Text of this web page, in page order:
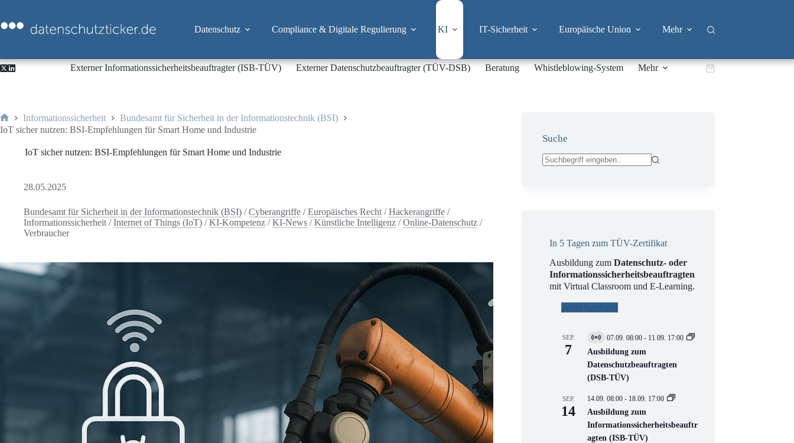
springen
Datenschutz Compliance & Digitale Regulierung KI IT-Sicherheit Europäische Union Mehr
Externer Informationssicherheitsbeauftragter (ISB-TÜV) Externer Datenschutzbeauftragter (TÜV-DSB) Beratung Whistleblowing-System Mehr Warenkorb
Start
Informationssicherheit
Bundesamt für Sicherheit in der Informationstechnik (BSI)
IoT sicher nutzen: BSI-Empfehlungen für Smart Home und Industrie
IoT sicher nutzen: BSI-Empfehlungen für Smart Home und Industrie
28.05.2025
Bundesamt für Sicherheit in der Informationstechnik (BSI) /Cyberangriffe /Europäisches Recht /Hackerangriffe /
Informationssicherheit /Internet of Things (IoT) /KI-Kompetenz /KI-News /Künstliche Intelligenz /Online-Datenschutz /
Verbraucher
Suche
In 5 Tagen zum TÜV-Zertifikat
Ausbildung zumDatenschutz- oder
Informationssicherheitsbeauftragten
mit Virtual Classroom und E-Learning.
Jetzt buchen!
SEP.
7
V
i
t
u
l
V
e
r
07.09. 08:00 - 11.09. 17:00
Ausbildung zum
Datenschutzbeauftragten
(DSB-TÜV)
SEP.
14
14.09. 08:00 - 18.09. 17:00
Ausbildung zum
Informationssicherheitsbeauftr
agten (ISB-TÜV)